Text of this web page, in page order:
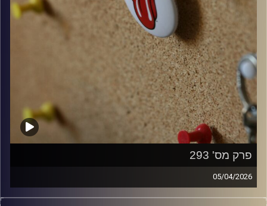
פרק מס' 293
05/04/2026
קלאסיקות רוק עם אורן הוף.